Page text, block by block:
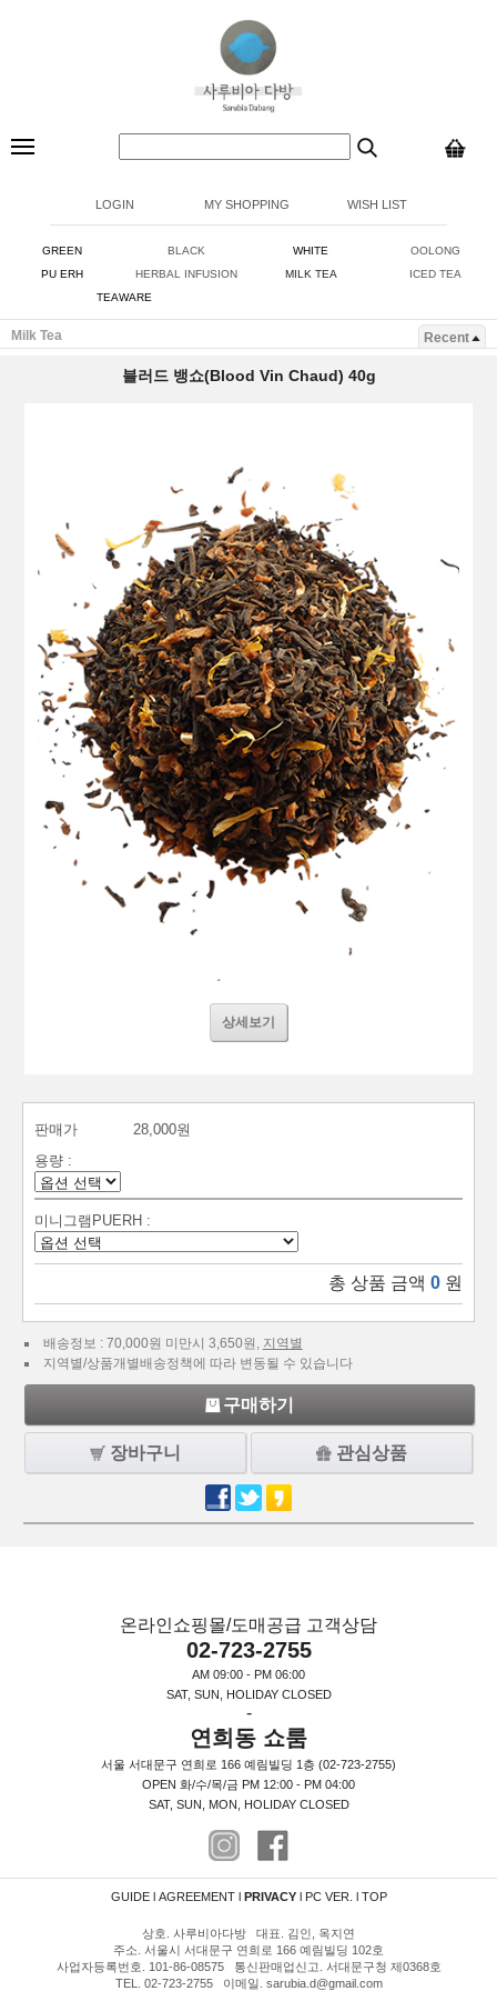
LOGIN MY SHOPPING WISH LIST
GREEN BLACK WHITE
OOLONG
PU ERH
HERBAL INFUSION MILK TEA
ICED TEA
TEAWARE
Milk Tea Recent
블러드 뱅쇼(Blood Vin Chaud) 40g
상세보기
판매가
28,000원
용량 :
미니그램PUERH :
총 상품 금액 0 원
배송정보 : 70,000원 미만시 3,650원, 지역별
지역별/상품개별배송정책에 따라 변동될 수 있습니다
구매하기
장바구니 관심상품
온라인쇼핑몰/도매공급 고객상담
02-723-2755
AM 09:00 - PM 06:00
SAT, SUN, HOLIDAY CLOSED
-
연희동 쇼룸
서울 서대문구 연희로 166 예림빌딩 1층 (02-723-2755)
OPEN 화/수/목/금 PM 12:00 - PM 04:00
SAT, SUN, MON, HOLIDAY CLOSED
GUIDEl AGREEMENTl PRIVACYl PC VER. l TOP
상호. 사루비아다방 대표. 김인, 옥지연
주소. 서울시 서대문구 연희로 166 예림빌딩 102호
사업자등록번호. 101-86-08575 통신판매업신고. 서대문구청 제0368호
TEL. 02-723-2755 이메일. sarubia.d@gmail.com